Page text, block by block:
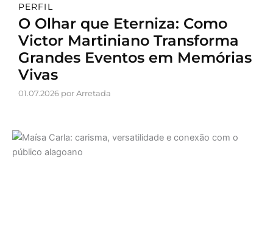
PERFIL
O Olhar que Eterniza: Como
Victor Martiniano Transforma
Grandes Eventos em Memórias
Vivas
01.07.2026 por Arretada